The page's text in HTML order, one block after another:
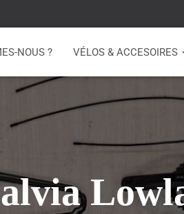
NOUS ? VÉLOS & ACCESOIRES